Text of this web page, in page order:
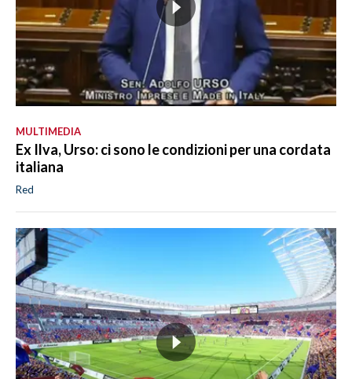
MULTIMEDIA
Ex Ilva, Urso: ci sono le condizioni per una cordata
italiana
Red